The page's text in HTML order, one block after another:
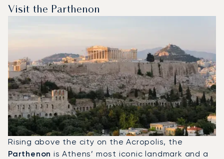
Visit the Parthenon
Rising above the city on the Acropolis, the
Parthenon is Athens’ most iconic landmark and a